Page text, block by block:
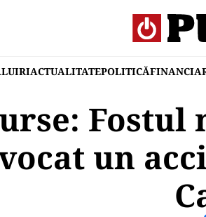
ACTUALITATEPOLITICĂ
un